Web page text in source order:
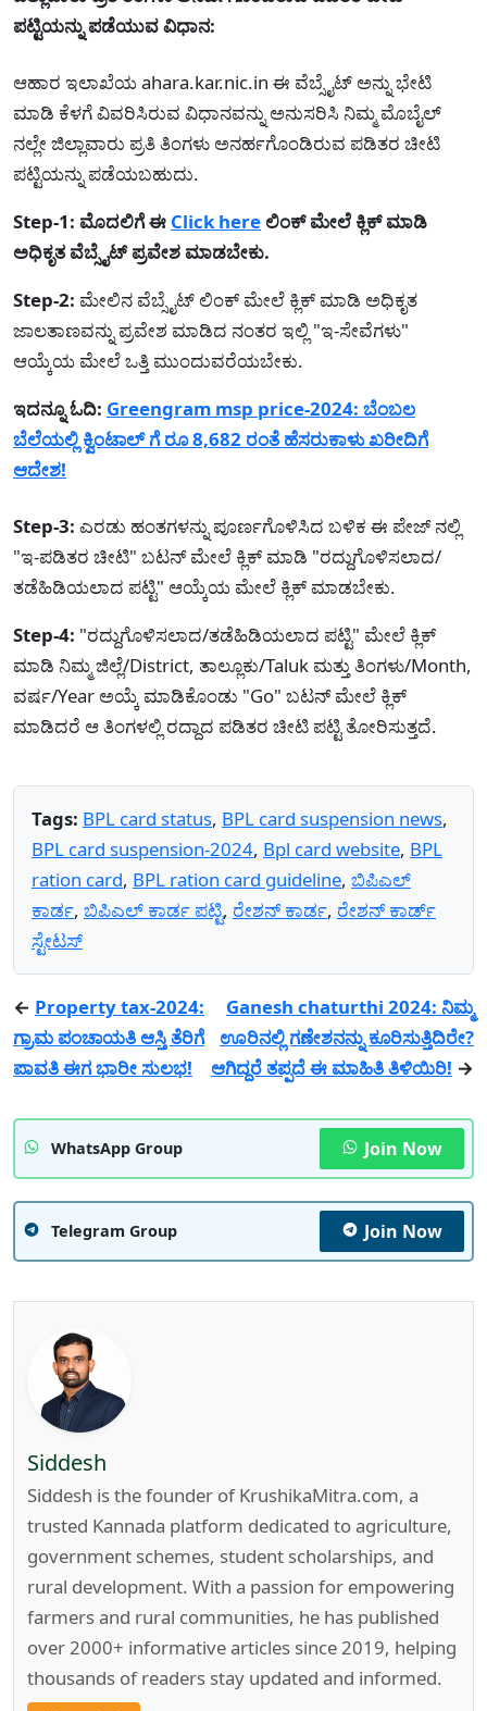
ಪಟ್ಟಿಯನ್ನು ಪಡೆಯುವ ವಿಧಾನ:
ಆಹಾರ ಇಲಾಖೆಯ ahara.kar.nic.in ಈ ವೆಬ್ಸೈಟ್ ಅನ್ನು ಭೇಟಿ
ಮಾಡಿ ಕೆಳಗೆ ವಿವರಿಸಿರುವ ವಿಧಾನವನ್ನು ಅನುಸರಿಸಿ ನಿಮ್ಮ ಮೊಬೈಲ್
ನಲ್ಲೇ ಜಿಲ್ಲಾವಾರು ಪ್ರತಿ ತಿಂಗಳು ಅನರ್ಹಗೊಂಡಿರುವ ಪಡಿತರ ಚೀಟಿ
ಪಟ್ಟಿಯನ್ನು ಪಡೆಯಬಹುದು.
Step-1: ಮೊದಲಿಗೆ ಈ Click here ಲಿಂಕ್ ಮೇಲೆ ಕ್ಲಿಕ್ ಮಾಡಿ
ಅಧಿಕೃತ ವೆಬ್ಸೈಟ್ ಪ್ರವೇಶ ಮಾಡಬೇಕು.
Step-2: ಮೇಲಿನ ವೆಬ್ಸೈಟ್ ಲಿಂಕ್ ಮೇಲೆ ಕ್ಲಿಕ್ ಮಾಡಿ ಅಧಿಕೃತ
ಜಾಲತಾಣವನ್ನು ಪ್ರವೇಶ ಮಾಡಿದ ನಂತರ ಇಲ್ಲಿ "ಇ-ಸೇವೆಗಳು"
ಆಯ್ಕೆಯ ಮೇಲೆ ಒತ್ತಿ ಮುಂದುವರೆಯಬೇಕು.
ಇದನ್ನೂ ಓದಿ: Greengram msp price-2024: ಬೆಂಬಲ
ಬೆಲೆಯಲ್ಲಿ ಕ್ವಿಂಟಾಲ್ ಗೆ ರೂ 8,682 ರಂತೆ ಹೆಸರುಕಾಳು ಖರೀದಿಗೆ
ಆದೇಶ!
Step-3: ಎರಡು ಹಂತಗಳನ್ನು ಪೂರ್ಣಗೊಳಿಸಿದ ಬಳಿಕ ಈ ಪೇಜ್ ನಲ್ಲಿ
"ಇ-ಪಡಿತರ ಚೀಟಿ" ಬಟನ್ ಮೇಲೆ ಕ್ಲಿಕ್ ಮಾಡಿ "ರದ್ದುಗೊಳಿಸಲಾದ/
ತಡೆಹಿಡಿಯಲಾದ ಪಟ್ಟಿ" ಆಯ್ಕೆಯ ಮೇಲೆ ಕ್ಲಿಕ್ ಮಾಡಬೇಕು.
Step-4: "ರದ್ದುಗೊಳಿಸಲಾದ/ತಡೆಹಿಡಿಯಲಾದ ಪಟ್ಟಿ" ಮೇಲೆ ಕ್ಲಿಕ್
ಮಾಡಿ ನಿಮ್ಮ ಜಿಲ್ಲೆ/District, ತಾಲ್ಲೂಕು/Taluk ಮತ್ತು ತಿಂಗಳು/Month,
ವರ್ಷ/Year ಅಯ್ಕೆ ಮಾಡಿಕೊಂಡು "Go" ಬಟನ್ ಮೇಲೆ ಕ್ಲಿಕ್
ಮಾಡಿದರೆ ಆ ತಿಂಗಳಲ್ಲಿ ರದ್ದಾದ ಪಡಿತರ ಚೀಟಿ ಪಟ್ಟಿ ತೋರಿಸುತ್ತದೆ.
Tags: BPL card status, BPL card suspension news,
BPL card suspension-2024, Bpl card website, BPL
ration card, BPL ration card guideline, ಬಿಪಿಎಲ್
ಕಾರ್ಡ, ಬಿಪಿಎಲ್ ಕಾರ್ಡ ಪಟ್ಟಿ, ರೇಶನ್ ಕಾರ್ಡ, ರೇಶನ್ ಕಾರ್ಡ್
ಸ್ಟೇಟಸ್
← Property tax-2024:
ಗ್ರಾಮ ಪಂಚಾಯತಿ ಆಸ್ತಿ ತೆರಿಗೆ
ಪಾವತಿ ಈಗ ಭಾರೀ ಸುಲಭ!
Ganesh chaturthi 2024: ನಿಮ್ಮ
ಊರಿನಲ್ಲಿ ಗಣೇಶನನ್ನು ಕೂರಿಸುತ್ತಿದಿರೇ?
ಆಗಿದ್ದರೆ ತಪ್ಪದೆ ಈ ಮಾಹಿತಿ ತಿಳಿಯಿರಿ! →
WhatsApp Group Join Now
Telegram Group Join Now
Siddesh
Siddesh is the founder of KrushikaMitra.com, a
trusted Kannada platform dedicated to agriculture,
government schemes, student scholarships, and
rural development. With a passion for empowering
farmers and rural communities, he has published
over 2000+ informative articles since 2019, helping
thousands of readers stay updated and informed.